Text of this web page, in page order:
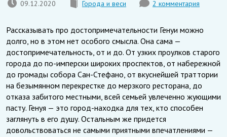
09.12.2020 Города и веси 2 комментария
Рассказывать про достопримечательности Генуи можно
долго, но в этом нет особого смысла. Она сама —
достопримечательность, от и до. От узких проулков старого
города до по-имперски широких проспектов, от набережной
до громады собора Сан-Стефано, от вкуснейшей траттории
на безымянном перекрестке до мерзкого ресторана, до
отказа забитого местными, всей семьей увлеченно жующими
пасту. Генуя — это город-находка для тех, кто способен
заглянуть в его душу. Остальным же придется
довольствоваться не самыми приятными впечатлениями —